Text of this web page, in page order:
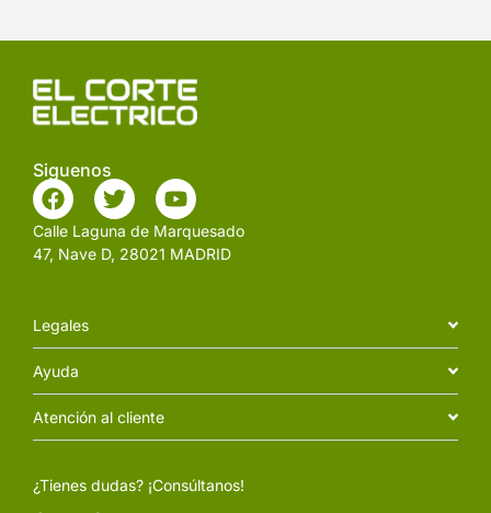
Siguenos
Calle Laguna de Marquesado
47, Nave D, 28021 MADRID
Legales
Ayuda
Atención al cliente
¿Tienes dudas? ¡Consúltanos!